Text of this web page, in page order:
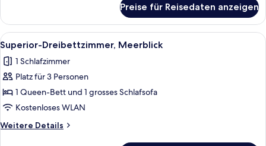
1
niño)
anzeigen
Dreibettzimmer,
Meerblick
(2
adultos
+
Preise für Reisedaten anzeigen
Alle
Fotos
für
Superior-
Dreibettzimmer,
Meerblick
anzeigen
Zimmersafe, Schreibtisch,
5
Superior-Dreibettzimmer, Meerblick
1 Schlafzimmer
Platz für 3 Personen
1 Queen-Bett und 1 grosses Schlafsofa
Kostenloses WLAN
Weitere Details
Weitere